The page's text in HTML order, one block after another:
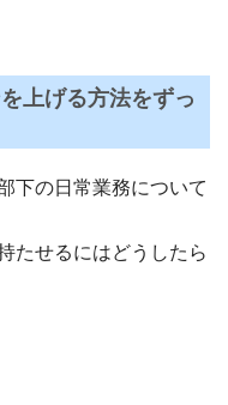
上げる方法をずっ
下の日常業務について
たせるにはどうしたら